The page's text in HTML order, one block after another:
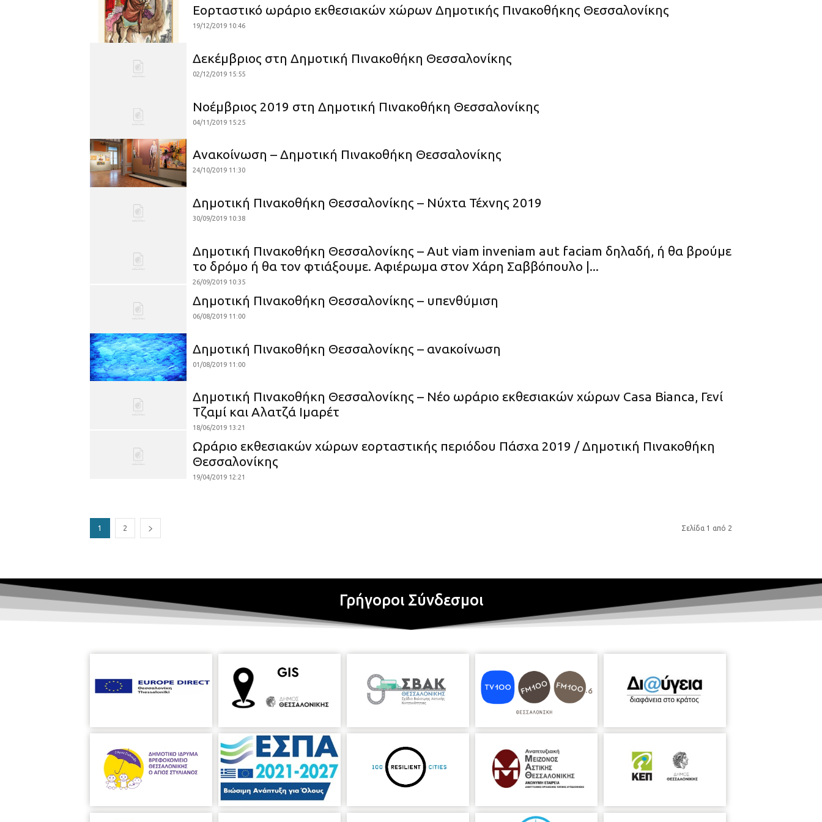
Εορταστικό ωράριο εκθεσιακών χώρων Δημοτικής Πινακοθήκης Θεσσαλονίκης
19/12/2019 10:46
Δεκέμβριος στη Δημοτική Πινακοθήκη Θεσσαλονίκης
02/12/2019 15:55
Νοέμβριος 2019 στη Δημοτική Πινακοθήκη Θεσσαλονίκης
04/11/2019 15:25
Ανακοίνωση – Δημοτική Πινακοθήκη Θεσσαλονίκης
24/10/2019 11:30
Δημοτική Πινακοθήκη Θεσσαλονίκης – Νύχτα Τέχνης 2019
30/09/2019 10:38
Δημοτική Πινακοθήκη Θεσσαλονίκης – Aut viam inveniam aut faciam δηλαδή, ή θα βρούμε
το δρόμο ή θα τον φτιάξουμε. Αφιέρωμα στον Χάρη Σαββόπουλο |...
26/09/2019 10:35
Δημοτική Πινακοθήκη Θεσσαλονίκης – υπενθύμιση
06/08/2019 11:00
Δημοτική Πινακοθήκη Θεσσαλονίκης – ανακοίνωση
01/08/2019 11:00
Δημοτική Πινακοθήκη Θεσσαλονίκης – Νέο ωράριο εκθεσιακών χώρων Casa Bianca, Γενί
Τζαμί και Αλατζά Ιμαρέτ
18/06/2019 13:21
Ωράριο εκθεσιακών χώρων εορταστικής περιόδου Πάσχα 2019 / Δημοτική Πινακοθήκη
Θεσσαλονίκης
19/04/2019 12:21
1 2 Σελίδα 1 από 2
Γρήγοροι Σύνδεσμοι